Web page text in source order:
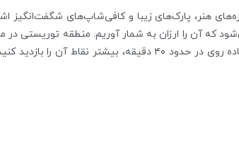
هنر، پارک‌های زیبا و کافی‌‌شاپ‌های شگفت‌انگیز
که آن را ارزان به شمار آوریم. منطقه‌ توریستی در
شهر، تقریبا هر آنچیزی را که دوست دارید ببینید در خود دارد. همچنین کوچکی این منطقه باعث می‌شود که بتوانید با پیاده روی در حدود ۴۰ دقیقه، بیشتر نقاط آن